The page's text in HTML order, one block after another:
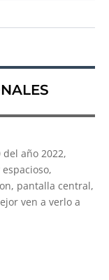
del año 2022,
pantalla central,
ven a verlo a